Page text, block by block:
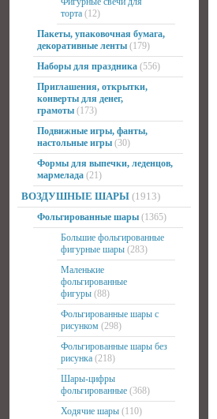
торта (12)
Пакеты, упаковочная бумага,
декоративные ленты (179)
Наборы для праздника (556)
Приглашения, открытки,
конверты для денег,
грамоты (173)
Подвижные игры, фанты,
настольные игры (30)
Формы для выпечки, леденцов,
мармелада (21)
ВОЗДУШНЫЕ ШАРЫ (1913)
Фольгированные шары (1365)
Большие фольгированные
фигурные шары (283)
Маленькие
фольгированные
фигуры (88)
Фольгированные шары с
рисунком (298)
Фольгированные шары без
рисунка (218)
Шары-цифры
фольгированные (368)
Ходячие шары (110)